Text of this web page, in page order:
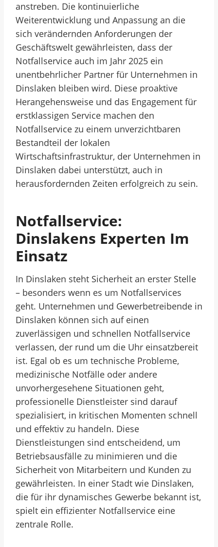
anstreben. Die kontinuierliche
Weiterentwicklung und Anpassung an die
sich verändernden Anforderungen der
Geschäftswelt gewährleisten, dass der
Notfallservice auch im Jahr 2025 ein
unentbehrlicher Partner für Unternehmen in
Dinslaken bleiben wird. Diese proaktive
Herangehensweise und das Engagement für
erstklassigen Service machen den
Notfallservice zu einem unverzichtbaren
Bestandteil der lokalen
Wirtschaftsinfrastruktur, der Unternehmen in
Dinslaken dabei unterstützt, auch in
herausfordernden Zeiten erfolgreich zu sein.
Notfallservice:
Dinslakens Experten Im
Einsatz
In Dinslaken steht Sicherheit an erster Stelle
– besonders wenn es um Notfallservices
geht. Unternehmen und Gewerbetreibende in
Dinslaken können sich auf einen
zuverlässigen und schnellen Notfallservice
verlassen, der rund um die Uhr einsatzbereit
ist. Egal ob es um technische Probleme,
medizinische Notfälle oder andere
unvorhergesehene Situationen geht,
professionelle Dienstleister sind darauf
spezialisiert, in kritischen Momenten schnell
und effektiv zu handeln. Diese
Dienstleistungen sind entscheidend, um
Betriebsausfälle zu minimieren und die
Sicherheit von Mitarbeitern und Kunden zu
gewährleisten. In einer Stadt wie Dinslaken,
die für ihr dynamisches Gewerbe bekannt ist,
spielt ein effizienter Notfallservice eine
zentrale Rolle.